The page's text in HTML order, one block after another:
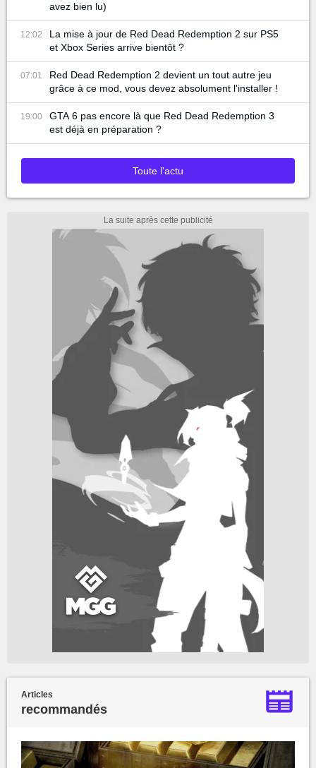
avez bien lu)
12:02
La mise à jour de Red Dead Redemption 2 sur PS5
et Xbox Series arrive bientôt ?
07:01
Red Dead Redemption 2 devient un tout autre jeu
grâce à ce mod, vous devez absolument l'installer !
19:00
GTA 6 pas encore là que Red Dead Redemption 3
est déjà en préparation ?
Toute l'actu
Articles
recommandés